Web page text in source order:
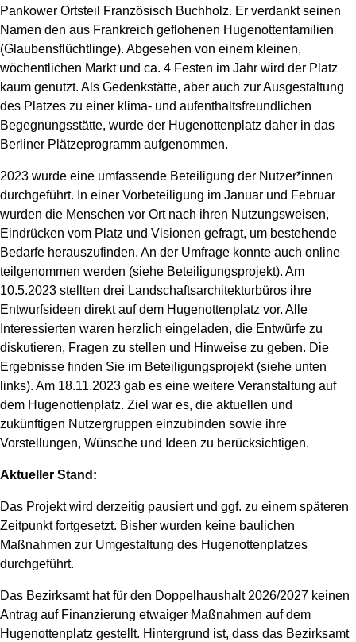
Pankower Ortsteil Französisch Buchholz. Er verdankt seinen
Namen den aus Frankreich geflohenen Hugenottenfamilien
(Glaubensflüchtlinge). Abgesehen von einem kleinen,
wöchentlichen Markt und ca. 4 Festen im Jahr wird der Platz
kaum genutzt. Als Gedenkstätte, aber auch zur Ausgestaltung
des Platzes zu einer klima- und aufenthaltsfreundlichen
Begegnungsstätte, wurde der Hugenottenplatz daher in das
Berliner Plätzeprogramm aufgenommen.
2023 wurde eine umfassende Beteiligung der Nutzer*innen
durchgeführt. In einer Vorbeteiligung im Januar und Februar
wurden die Menschen vor Ort nach ihren Nutzungsweisen,
Eindrücken vom Platz und Visionen gefragt, um bestehende
Bedarfe herauszufinden. An der Umfrage konnte auch online
teilgenommen werden (siehe Beteiligungsprojekt). Am
10.5.2023 stellten drei Landschaftsarchitekturbüros ihre
Entwurfsideen direkt auf dem Hugenottenplatz vor. Alle
Interessierten waren herzlich eingeladen, die Entwürfe zu
diskutieren, Fragen zu stellen und Hinweise zu geben. Die
Ergebnisse finden Sie im Beteiligungsprojekt (siehe unten
links). Am 18.11.2023 gab es eine weitere Veranstaltung auf
dem Hugenottenplatz. Ziel war es, die aktuellen und
zukünftigen Nutzergruppen einzubinden sowie ihre
Vorstellungen, Wünsche und Ideen zu berücksichtigen.
Aktueller Stand:
Das Projekt wird derzeitig pausiert und ggf. zu einem späteren
Zeitpunkt fortgesetzt. Bisher wurden keine baulichen
Maßnahmen zur Umgestaltung des Hugenottenplatzes
durchgeführt.
Das Bezirksamt hat für den Doppelhaushalt 2026/2027 keinen
Antrag auf Finanzierung etwaiger Maßnahmen auf dem
Hugenottenplatz gestellt. Hintergrund ist, dass das Bezirksamt